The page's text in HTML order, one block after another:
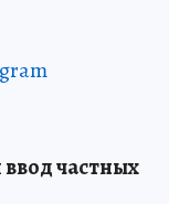
ввод частных